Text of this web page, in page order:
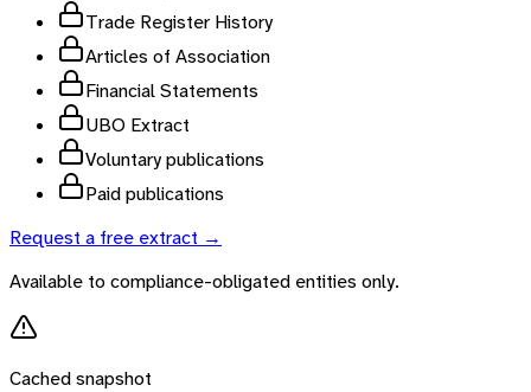
Trade Register History
Articles of Association
Financial Statements
UBO Extract
Voluntary publications
Paid publications
Request a free extract →
Available to compliance-obligated entities only.
Cached snapshot